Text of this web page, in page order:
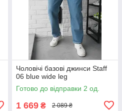
Чоловічі базові джинси Staff
06 blue wide leg
Готово до відправки 2 од.
1 669 ₴ 2 089 ₴